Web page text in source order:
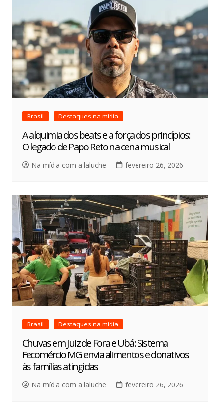
Brasil Destaques na mídia
A alquimia dos beats e a força dos princípios:
O legado de Papo Reto na cena musical
Na mídia com a laluche fevereiro 26, 2026
Brasil Destaques na mídia
Chuvas em Juiz de Fora e Ubá: Sistema
Fecomércio MG envia alimentos e donativos
às famílias atingidas
Na mídia com a laluche fevereiro 26, 2026